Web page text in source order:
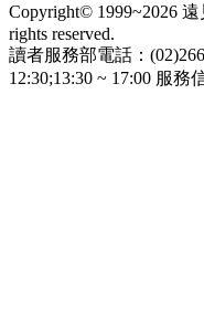
Copyright© 1999~2026
rights reserved.
讀者服務部電話：
12:30;13:30 ~ 17:00 服務